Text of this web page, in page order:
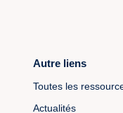
Autre liens
Toutes les
Actualités